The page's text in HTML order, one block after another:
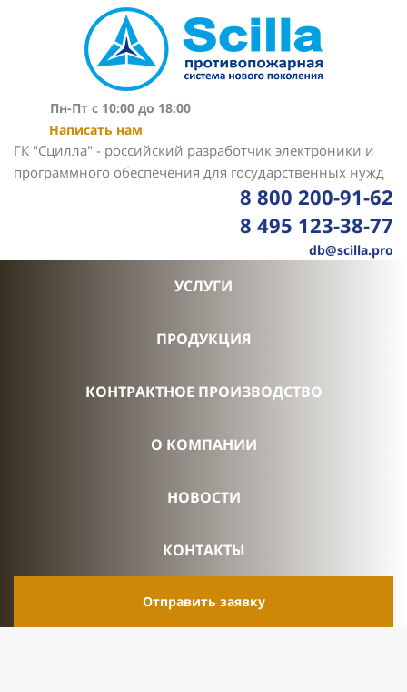
Пн-Пт с 10:00 до 18:00
Написать нам
ГК "Сцилла" - российский разработчик электроники и
программного обеспечения для государственных нужд
8 800 200-91-62
8 495 123-38-77
db@scilla.pro
УСЛУГИ
ПРОДУКЦИЯ
КОНТРАКТНОЕ ПРОИЗВОДСТВО
О КОМПАНИИ
НОВОСТИ
КОНТАКТЫ
Отправить заявку